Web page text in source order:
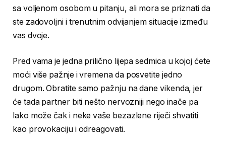
sa voljenom osobom u pitanju, ali mora se priznati da
ste zadovoljni i trenutnim odvijanjem situacije između
vas dvoje.
Pred vama je jedna prilično lijepa sedmica u kojoj ćete
moći više pažnje i vremena da posvetite jedno
drugom. Obratite samo pažnju na dane vikenda, jer
će tada partner biti nešto nervozniji nego inače pa
lako može čak i neke vaše bezazlene riječi shvatiti
kao provokaciju i odreagovati.